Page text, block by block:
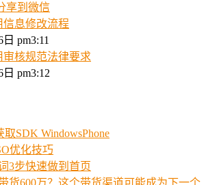
享到微信
息修改流程
pm3:11
核规范法律要求
日 pm3:12
取SDK WindowsPhone
优化技巧
3步快速做到首页